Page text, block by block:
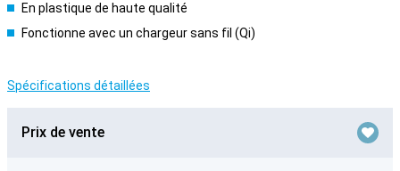
En plastique de haute qualité
Fonctionne avec un chargeur sans fil (Qi)
Spécifications détaillées
Prix de vente